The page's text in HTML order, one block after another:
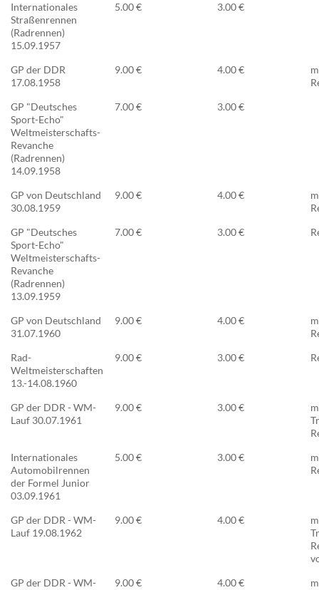
Internationales
Straßenrennen
(Radrennen)
15.09.1957
5.00 € 3.00 €
GP der DDR
17.08.1958
9.00 € 4.00 €
GP "Deutsches
Sport-Echo"
Weltmeisterschafts-
Revanche
(Radrennen)
14.09.1958
7.00 € 3.00 €
GP von Deutschland
30.08.1959
9.00 € 4.00 €
GP "Deutsches
Sport-Echo"
Weltmeisterschafts-
Revanche
(Radrennen)
13.09.1959
7.00 € 3.00 €
GP von Deutschland
31.07.1960
9.00 € 4.00 €
Rad-
Weltmeisterschaften
13.-14.08.1960
9.00 € 3.00 €
GP der DDR - WM-
Lauf 30.07.1961
9.00 € 3.00 €
Internationales
Automobilrennen
der Formel Junior
03.09.1961
5.00 € 3.00 €
GP der DDR - WM-
Lauf 19.08.1962
9.00 € 4.00 €
GP der DDR - WM-
9.00 € 4.00 €